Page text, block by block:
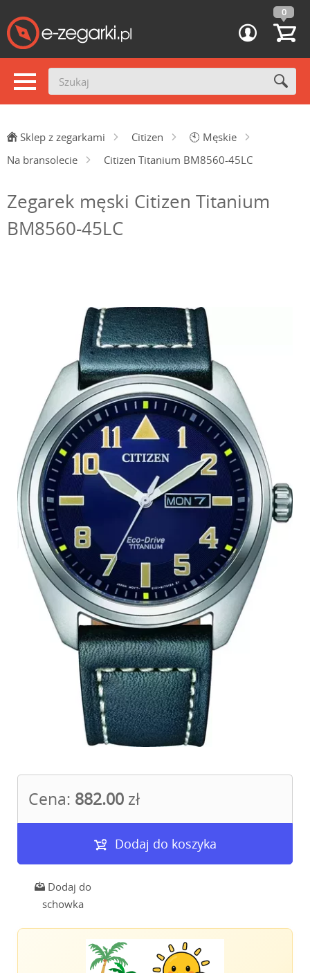
0
Sklep z zegarkami Citizen 🕙 Męskie
Na bransolecie
Citizen Titanium BM8560-45LC
Zegarek męski Citizen Titanium
BM8560-45LC
Cena: 882.00 zł
Dodaj do koszyka
Dodaj do
schowka